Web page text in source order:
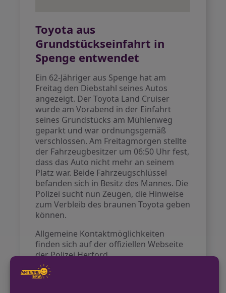
Toyota aus
Grundstückseinfahrt in
Spenge entwendet
Ein 62-Jähriger aus Spenge hat am
Freitag den Diebstahl seines Autos
angezeigt. Der Toyota Land Cruiser
wurde am Vorabend in der Einfahrt
seines Grundstücks am Mühlenweg
geparkt und war ordnungsgemäß
verschlossen. Am Freitagmorgen stellte
der Fahrzeugbesitzer um 06:50 Uhr fest,
dass das Auto nicht mehr an seinem
Platz war. Beide Fahrzeugschlüssel
befanden sich in Besitz des Mannes. Die
Polizei sucht nun Zeugen, die Hinweise
zum Verbleib des braunen Toyota geben
können.
Allgemeine Kontaktmöglichkeiten
finden sich auf der offiziellen Webseite
der Polizei Herford
https://herford.polizei.nrw.